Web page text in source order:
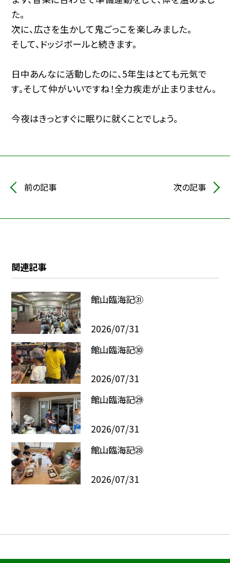
た。
次に、広さを生かして鬼ごっこを楽しみました。
そして、ドッジボールと続きます。
日中あんなに活動したのに、5年生はとても元気で
す。そして仲がいいですね！全力疾走が止まりません。
今夜はきっとすぐに眠りに就くことでしょう。
前の記事 次の記事
関連記事
館山臨海記㉛
2026/07/31
館山臨海記㉚
2026/07/31
館山臨海記㉙
2026/07/31
館山臨海記㉘
2026/07/31